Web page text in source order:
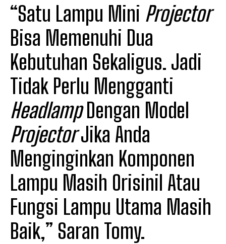
“Satu Lampu Mini Projector
Bisa Memenuhi Dua
Kebutuhan Sekaligus. Jadi
Tidak Perlu Mengganti
HeadlampDengan Model
ProjectorJika Anda
Menginginkan Komponen
Lampu Masih Orisinil Atau
Fungsi Lampu Utama Masih
Baik,” Saran Tomy.